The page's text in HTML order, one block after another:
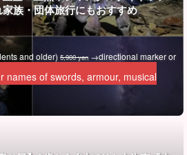
族・団体旅行にもおすすめ
and older) 5,900 yen →directional marker or
names of swords, armour, musical